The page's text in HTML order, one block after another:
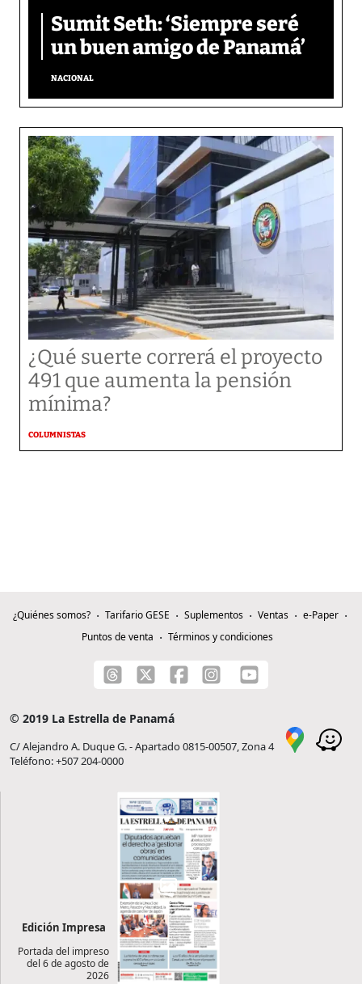
Sumit Seth: ‘Siempre seré
un buen amigo de Panamá’
NACIONAL
¿Qué suerte correrá el proyecto
491 que aumenta la pensión
mínima?
COLUMNISTAS
¿Quiénes somos? Tarifario GESE Suplementos Ventas
e-Paper
Puntos de venta
Términos y condiciones
© 2019 La Estrella de Panamá
C/ Alejandro A. Duque G. - Apartado 0815-00507, Zona 4
Teléfono: +507 204-0000
Edición Impresa
Portada del impreso
del 6 de agosto de
2026